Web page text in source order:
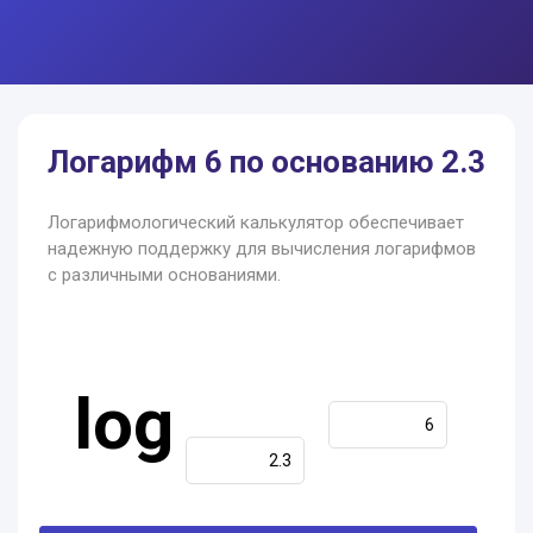
Логарифм 6 по основанию 2.3
Логарифмологический калькулятор обеспечивает
надежную поддержку для вычисления логарифмов
с различными основаниями.
log